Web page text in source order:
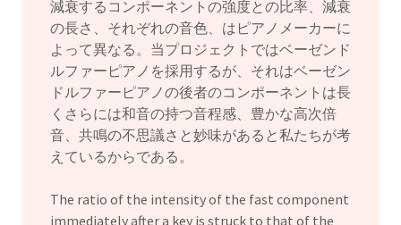
減衰するコンポーネントの強度との比率、減衰
の長さ、それぞれの音色、はピアノメーカーに
よって異なる。当プロジェクトではベーゼンド
ルファーピアノを採用するが、それはベーゼン
ドルファーピアノの後者のコンポーネントは長
くさらには和音の持つ音程感、豊かな高次倍
音、共鳴の不思議さと妙味があると私たちが考
えているからである。
The ratio of the intensity of the fast component
immediately after a key is struck to that of the